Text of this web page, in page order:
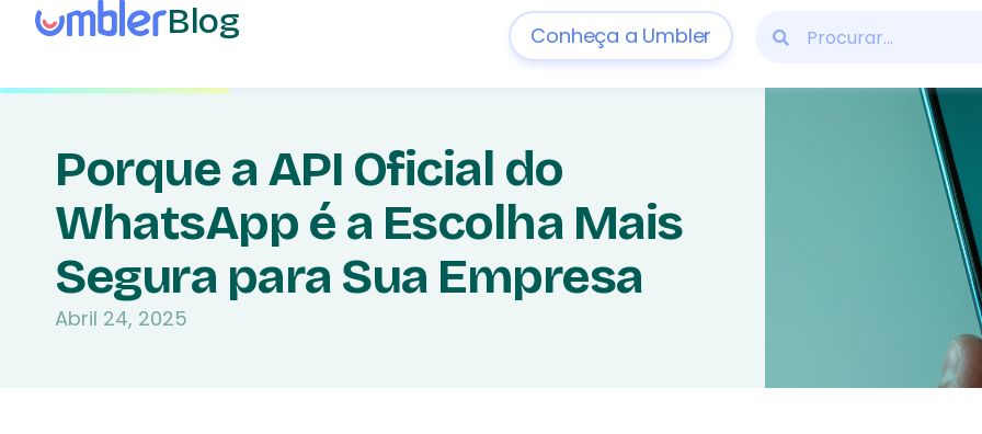
Blog Conheça a Umbler
Porque a API Oficial do
WhatsApp é a Escolha Mais
Segura para Sua Empresa
Abril 24, 2025